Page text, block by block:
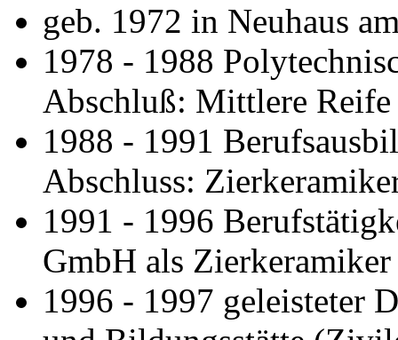
geb. 1972 in Neuhaus
1978 - 1988
Abschluß: Mittlere Reife
1988 - 1991
Abschluss:
1991 - 1996
GmbH als
1996 - 1997 geleisteter